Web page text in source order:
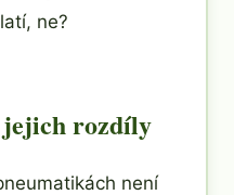
ne?
rozdíly
není